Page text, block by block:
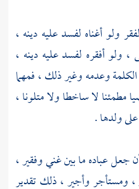
ولو أغناه لفسد عليه دينه ،
ولو أفقره لفسد عليه دينه ،
وعدمه وغير ذلك ، فمهما
لا ساخطا ولا متلونا ،
ولدها .
جعل عباده ما بين غني وفقير ،
ومستأجر وأجير ، ذلك تقدير